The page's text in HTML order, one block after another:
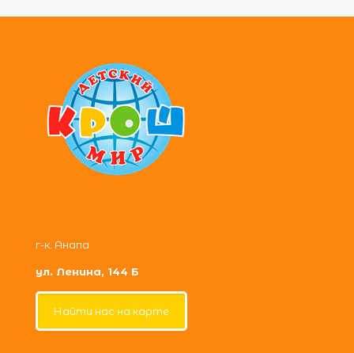
г-к. Анапа
ул. Ленина, 144 Б
Найти нас на карте